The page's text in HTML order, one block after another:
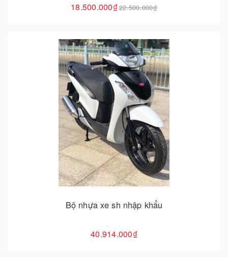
18.500.000₫22.500.000₫
Bộ nhựa xe sh nhập khẩu
40.914.000₫
Cho vào giỏ hàng